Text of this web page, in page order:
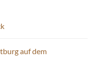
auf dem